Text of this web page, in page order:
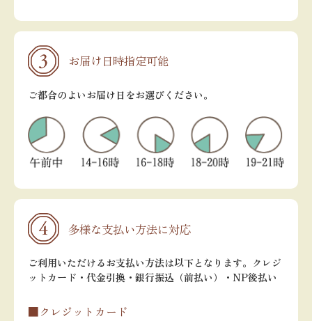
お届け日時指定可能
ご都合のよいお届け日をお選びください。
多様な支払い方法に対応
ご利用いただけるお支払い方法は以下となります。クレジ
ットカード・代金引換・銀行振込（前払い）・NP後払い
■クレジットカード